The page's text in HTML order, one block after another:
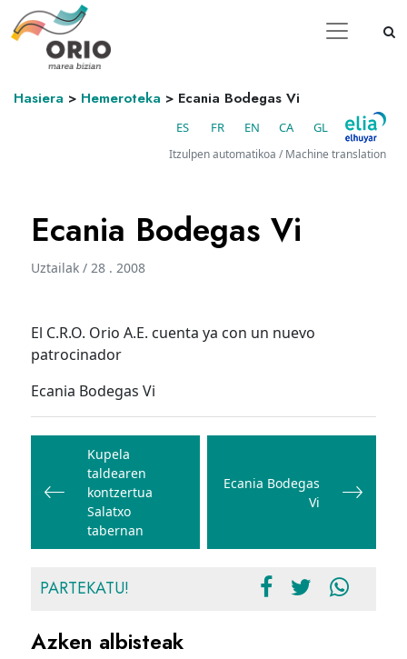
Hasiera > Hemeroteka > Ecania Bodegas Vi
ES FR EN CA GL
Itzulpen automatikoa / Machine translation
Ecania Bodegas Vi
Uztailak / 28 . 2008
El C.R.O. Orio A.E. cuenta ya con un nuevo
patrocinador
Ecania Bodegas Vi
Bidalketetan
zehar
nabigatu
Kupela
taldearen
kontzertua
Salatxo
tabernan
Ecania Bodegas
Vi
PARTEKATU!
Azken albisteak